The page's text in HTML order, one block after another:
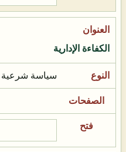
الكفاءة الإدارية
سياسة شرعية